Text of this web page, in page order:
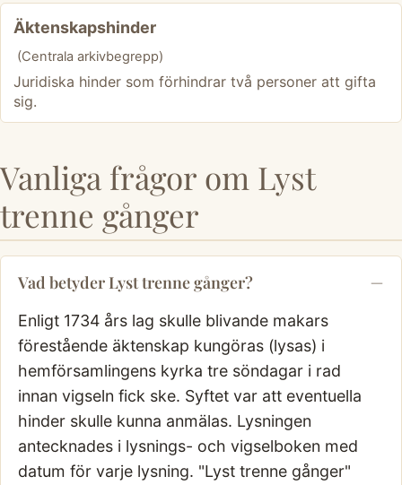
Äktenskapshinder
(Centrala arkivbegrepp)
Juridiska hinder som förhindrar två personer att gifta
sig.
Vanliga frågor om Lyst
trenne gånger
Vad betyder Lyst trenne gånger?
Enligt 1734 års lag skulle blivande makars
förestående äktenskap kungöras (lysas) i
hemförsamlingens kyrka tre söndagar i rad
innan vigseln fick ske. Syftet var att eventuella
hinder skulle kunna anmälas. Lysningen
antecknades i lysnings- och vigselboken med
datum för varje lysning. "Lyst trenne gånger"